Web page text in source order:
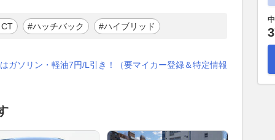
#ハッチバック #ハイブリッド
ガソリン・軽油7円/L引き！（要マイカー登録＆特定情報